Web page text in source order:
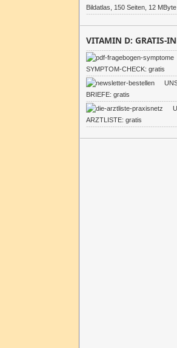
Bildatlas, 150 Seiten, 12 MByte
VITAMIN D: GRATIS-
SYMPTOM-CHECK: gratis
BRIEFE: gratis
ARZTLISTE: gratis